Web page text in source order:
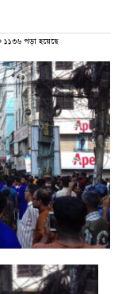
১১৩৬ পড়া হয়েছে